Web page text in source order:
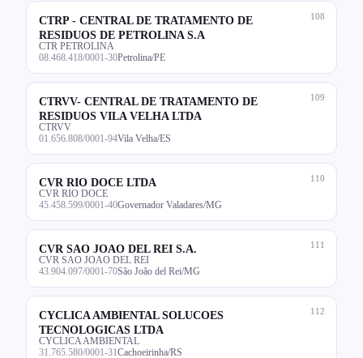
108
CTRP - CENTRAL DE TRATAMENTO DE
RESIDUOS DE PETROLINA S.A
CTR PETROLINA
08.468.418/0001-30Petrolina/PE
109
CTRVV- CENTRAL DE TRATAMENTO DE
RESIDUOS VILA VELHA LTDA
CTRVV
01.656.808/0001-94Vila Velha/ES
110
CVR RIO DOCE LTDA
CVR RIO DOCE
45.458.599/0001-40Governador Valadares/MG
111
CVR SAO JOAO DEL REI S.A.
CVR SAO JOAO DEL REI
43.904.097/0001-70São João del Rei/MG
112
CYCLICA AMBIENTAL SOLUCOES
TECNOLOGICAS LTDA
CYCLICA AMBIENTAL
31.765.580/0001-31 Cachoeirinha/RS